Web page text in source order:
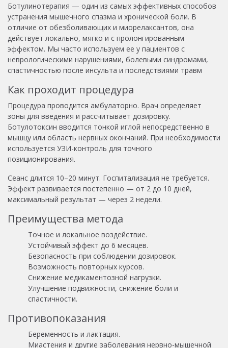
Ботулинотерапия — один из самых эффективных способов
устранения мышечного спазма и хронической боли. В
отличие от обезболивающих и миорелаксантов, она
действует локально, мягко и с пролонгированным
эффектом. Мы часто используем ее у пациентов с
неврологическими нарушениями, болевыми синдромами,
спастичностью после инсульта и последствиями травм
Как проходит процедура
Процедура проводится амбулаторно. Врач определяет
зоны для введения и рассчитывает дозировку.
Ботулотоксин вводится тонкой иглой непосредственно в
мышцу или область нервных окончаний. При необходимости
используется УЗИ-контроль для точного
позиционирования.
Сеанс длится 10–20 минут. Госпитализация не требуется.
Эффект развивается постепенно — от 2 до 10 дней,
максимальный результат — через 2 недели.
Преимущества метода
Точное и локальное воздействие.
Устойчивый эффект до 6 месяцев.
Безопасность при соблюдении дозировок.
Возможность повторных курсов.
Снижение медикаментозной нагрузки.
Улучшение подвижности, снижение боли и
спастичности.
Противопоказания
Беременность и лактация.
Миастения и другие заболевания нервно-мышечной